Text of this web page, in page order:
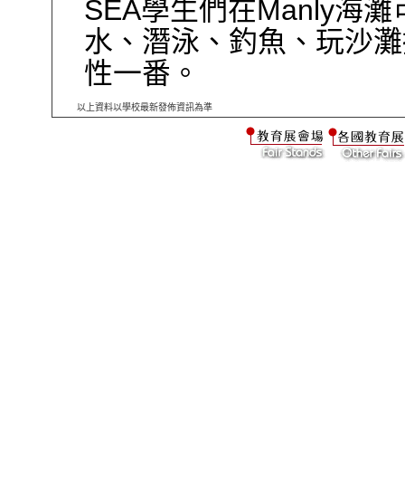
SEA學生們在Manly海灘
水、潛泳、釣魚、玩沙
性一番。
以上資料以學校最新發佈資訊為準